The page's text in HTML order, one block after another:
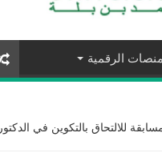
الرقمية
للالتحاق بالتكوين في